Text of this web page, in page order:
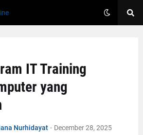
IT Training
yang
Nurhidayat - December 28, 2025